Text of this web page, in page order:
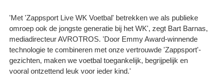
'Met 'Zappsport Live WK Voetbal' betrekken we als publieke
omroep ook de jongste generatie bij het WK', zegt Bart Barnas,
mediadirecteur AVROTROS. 'Door Emmy Award-winnende
technologie te combineren met onze vertrouwde 'Zappsport'-
gezichten, maken we voetbal toegankelijk, begrijpelijk en
vooral ontzettend leuk voor ieder kind.'